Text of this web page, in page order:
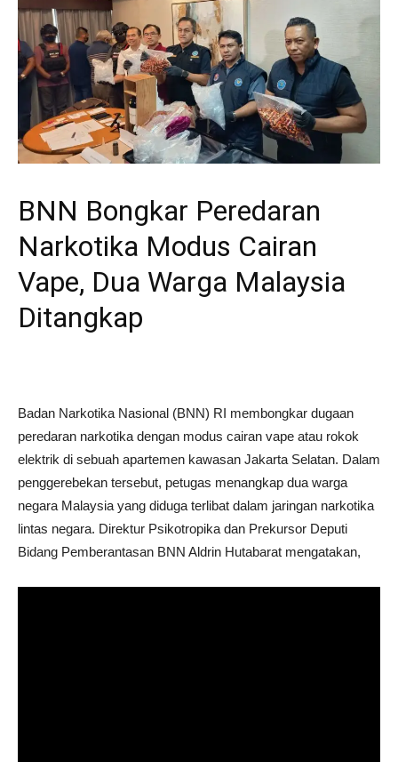
BNN Bongkar Peredaran
Narkotika Modus Cairan
Vape, Dua Warga Malaysia
Ditangkap
Badan Narkotika Nasional (BNN) RI membongkar dugaan
peredaran narkotika dengan modus cairan vape atau rokok
elektrik di sebuah apartemen kawasan Jakarta Selatan. Dalam
penggerebekan tersebut, petugas menangkap dua warga
negara Malaysia yang diduga terlibat dalam jaringan narkotika
lintas negara. Direktur Psikotropika dan Prekursor Deputi
Bidang Pemberantasan BNN Aldrin Hutabarat mengatakan,